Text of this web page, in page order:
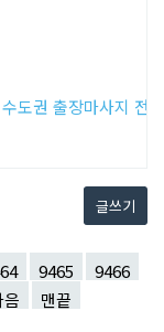
도권 출장마사지 전
글쓰기
9465
9466
음 맨끝